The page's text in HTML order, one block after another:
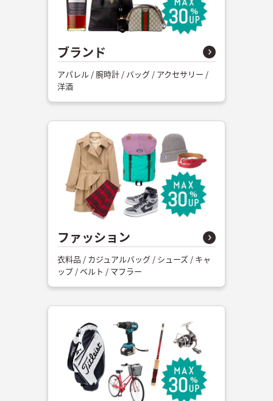
ブランド
アパレル / 腕時計 / バッグ / アクセサリー /
洋酒
ファッション
衣料品 / カジュアルバッグ / シューズ / キャ
ップ / ベルト / マフラー